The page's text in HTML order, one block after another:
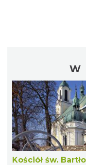
W
Kościół św.